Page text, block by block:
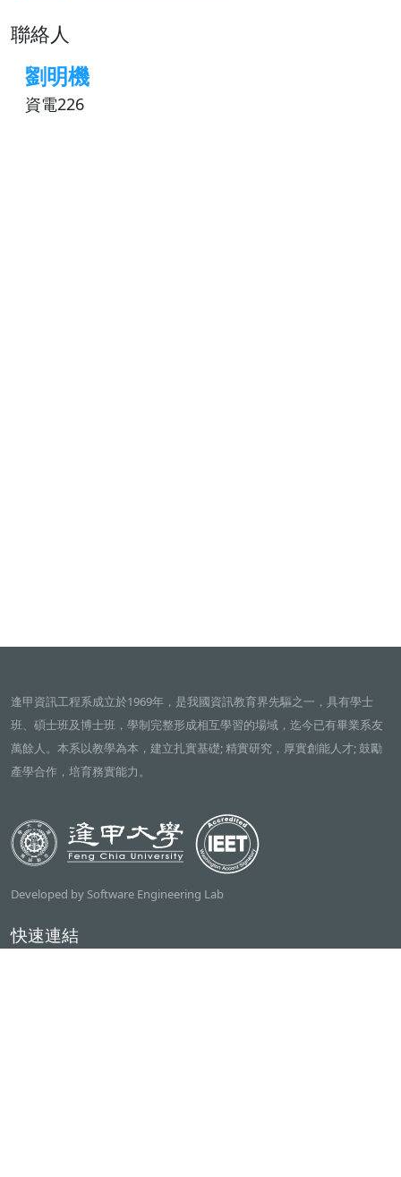
聯絡人
劉明機
資電226
逢甲資訊工程系成立於1969年，是我國資訊教育界先驅之一，具有學士
班、碩士班及博士班，學制完整形成相互學習的場域，迄今已有畢業系友
萬餘人。本系以教學為本，建立扎實基礎; 精實研究，厚實創能人才; 鼓勵
產學合作，培育務實能力。
Developed by Software Engineering Lab
快速連結